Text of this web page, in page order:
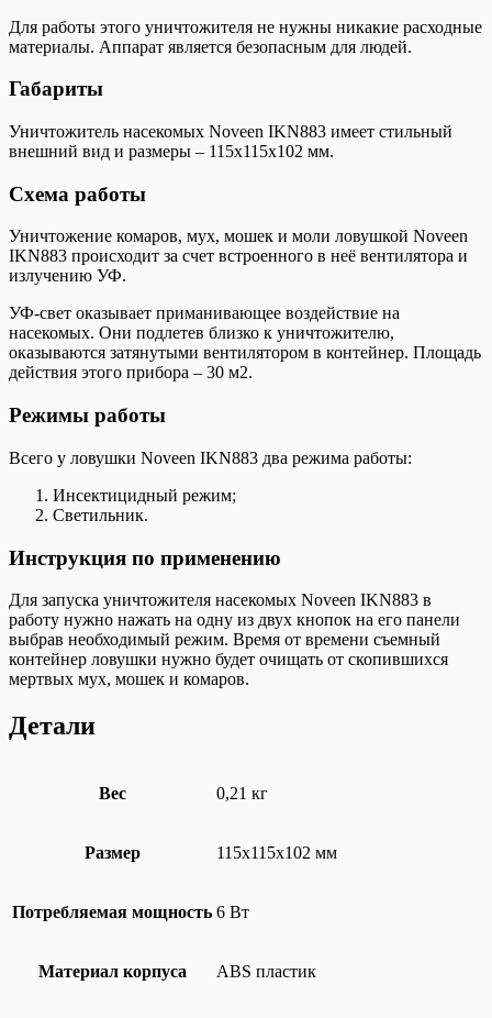
Для работы этого уничтожителя не нужны никакие расходные
материалы. Аппарат является безопасным для людей.
Габариты
Уничтожитель насекомых Noveen IKN883 имеет стильный
внешний вид и размеры – 115х115х102 мм.
Схема работы
Уничтожение комаров, мух, мошек и моли ловушкой Noveen
IKN883 происходит за счет встроенного в неё вентилятора и
излучению УФ.
УФ-свет оказывает приманивающее воздействие на
насекомых. Они подлетев близко к уничтожителю,
оказываются затянутыми вентилятором в контейнер. Площадь
действия этого прибора – 30 м2.
Режимы работы
Всего у ловушки Noveen IKN883 два режима работы:
Инсектицидный режим;
Светильник.
Инструкция по применению
Для запуска уничтожителя насекомых Noveen IKN883 в
работу нужно нажать на одну из двух кнопок на его панели
выбрав необходимый режим. Время от времени съемный
контейнер ловушки нужно будет очищать от скопившихся
мертвых мух, мошек и комаров.
Детали
Вес 0,21 кг
Размер 115х115х102 мм
Потребляемая мощность 6 Вт
Материал корпуса ABS пластик